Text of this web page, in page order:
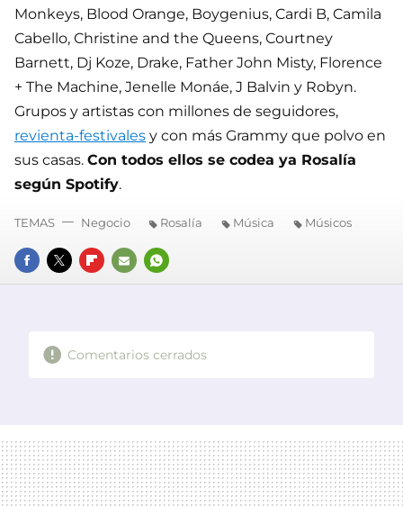
Monkeys, Blood Orange, Boygenius, Cardi B, Camila
Cabello, Christine and the Queens, Courtney
Barnett, Dj Koze, Drake, Father John Misty, Florence
+ The Machine, Jenelle Monáe, J Balvin y Robyn.
Grupos y artistas con millones de seguidores,
revienta-festivales y con más Grammy que polvo en
sus casas. Con todos ellos se codea ya Rosalía
según Spotify.
FACEBOOK
TWITTERFLIPBOARD
E-
WHATSAPP
TEMAS Negocio Rosalía Música Músicos
Comentarios cerrados